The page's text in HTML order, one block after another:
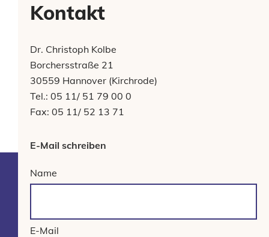
Kontakt
Dr. Christoph Kolbe
Borchersstraße 21
30559 Hannover (Kirchrode)
Tel.: 05 11/ 51 79 00 0
Fax: 05 11/ 52 13 71
E-Mail schreiben
Name
E-Mail